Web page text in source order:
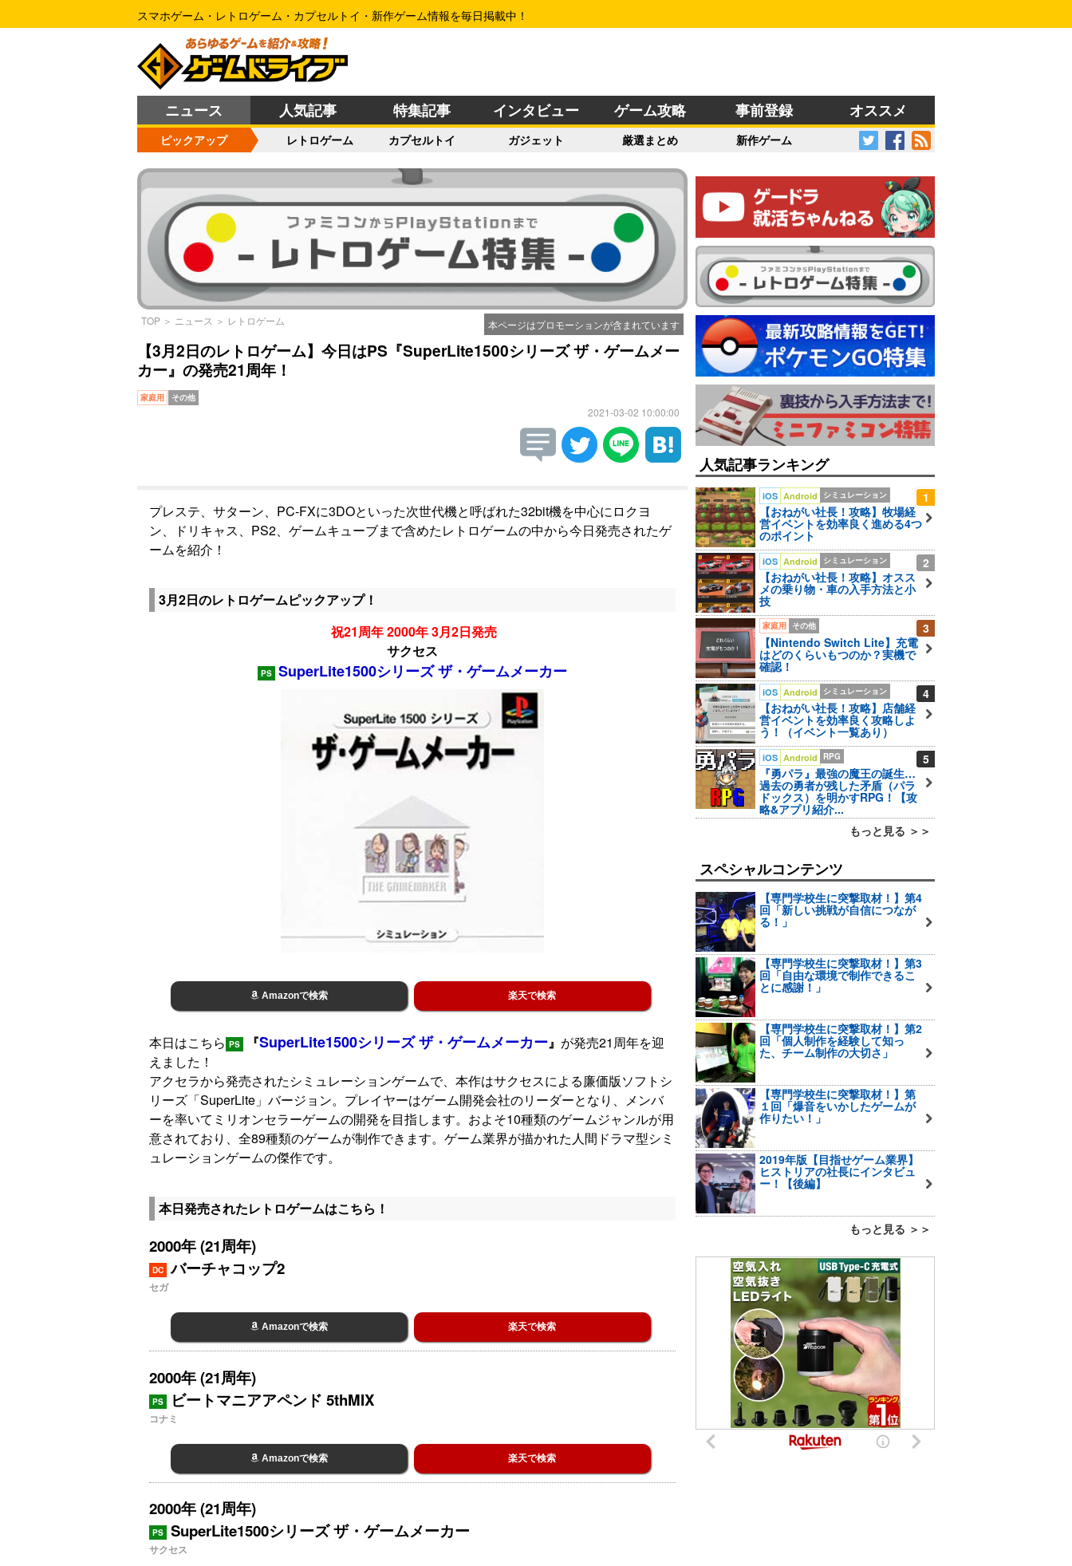
スマホゲーム・レトロゲーム・カプセルトイ・新作ゲーム情報を毎日掲載中！
ニュース 人気記事 特集記事 インタビュー ゲーム攻略 事前登録 オススメ
ピックアップ レトロゲーム カプセルトイ ガジェット 厳選まとめ 新作ゲーム
本ページはプロモーションが含まれています
TOP ＞ ニュース ＞ レトロゲーム
【3月2日のレトロゲーム】今日はPS『SuperLite1500シリーズ ザ・ゲームメー
カー』の発売21周年！
家庭用 その他
2021-03-02 10:00:00
プレステ、サターン、PC-FXに3DOといった次世代機と呼ばれた32bit機を中心にロクヨ
ン、ドリキャス、PS2、ゲームキューブまで含めたレトロゲームの中から今日発売されたゲ
ームを紹介！
3月2日のレトロゲームピックアップ！
祝21周年 2000年 3月2日発売
サクセス
PS SuperLite1500シリーズ ザ・ゲームメーカー
Amazonで検索 楽天で検索
本日はこちら PS 『SuperLite1500シリーズ ザ・ゲームメーカー』 が発売21周年を迎
えました！
アクセラから発売されたシミュレーションゲームで、本作はサクセスによる廉価版ソフトシ
リーズ「SuperLite」バージョン。プレイヤーはゲーム開発会社のリーダーとなり、メンバ
ーを率いてミリオンセラーゲームの開発を目指します。およそ10種類のゲームジャンルが用
意されており、全89種類のゲームが制作できます。ゲーム業界が描かれた人間ドラマ型シミ
ュレーションゲームの傑作です。
本日発売されたレトロゲームはこちら！
2000年 (21周年)
DC バーチャコップ2
セガ
Amazonで検索 楽天で検索
2000年 (21周年)
PS ビートマニアアペンド 5thMIX
コナミ
Amazonで検索 楽天で検索
2000年 (21周年)
PS SuperLite1500シリーズ ザ・ゲームメーカー
サクセス
人気記事ランキング
1
iOS Android シミュレーション
【おねがい社長！攻略】牧場経
営イベントを効率良く進める4つ
のポイント
2
iOS Android シミュレーション
【おねがい社長！攻略】オスス
メの乗り物・車の入手方法と小
技
3
家庭用 その他
【Nintendo Switch Lite】充電
はどのくらいもつのか？実機で
確認！
4
iOS Android シミュレーション
【おねがい社長！攻略】店舗経
営イベントを効率良く攻略しよ
う！（イベント一覧あり）
5
iOS Android RPG
『勇パラ』最強の魔王の誕生…
過去の勇者が残した矛盾（パラ
ドックス）を明かすRPG！【攻
略&アプリ紹介...
もっと見る ＞＞
スペシャルコンテンツ
【専門学校生に突撃取材！】第4
回「新しい挑戦が自信につなが
る！」
【専門学校生に突撃取材！】第3
回「自由な環境で制作できるこ
とに感謝！」
【専門学校生に突撃取材！】第2
回「個人制作を経験して知っ
た、チーム制作の大切さ」
【専門学校生に突撃取材！】第
１回「爆音をいかしたゲームが
作りたい！」
2019年版【目指せゲーム業界】
ヒストリアの社長にインタビュ
ー！【後編】
もっと見る ＞＞